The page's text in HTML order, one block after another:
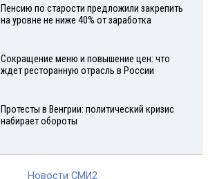
Пенсию по старости предложили закрепить
на уровне не ниже 40% от заработка
Сокращение меню и повышение цен: что
ждет ресторанную отрасль в России
Протесты в Венгрии: политический кризис
набирает обороты
Новости СМИ2